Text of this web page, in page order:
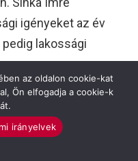
igényeket az év
lakossági
az oldalon cookie-kat
Ön elfogadja a cookie-k
irányelvek